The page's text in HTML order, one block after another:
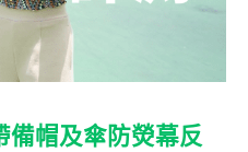
帽及傘防熒幕反